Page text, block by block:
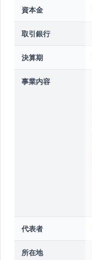
資本金
取引銀行
決算期
事業内容
代表者
所在地